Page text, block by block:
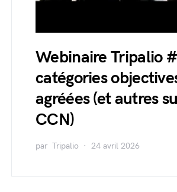
Webinaire Tripalio
catégories
agréées (et autres
CCN)
par Tripalio 24 avril 2026